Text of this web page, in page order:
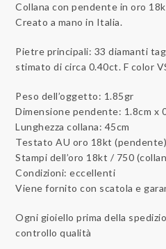
Collana con pendente in oro
Creato a mano in Italia.
Pietre principali: 33 diamanti
stimato di circa 0.40ct. F color
Peso dell’oggetto: 1.85gr
Dimensione pendente: 1.8cm x
Lunghezza collana: 45cm
Testato AU oro 18kt (pendente)
Stampi dell’oro 18kt / 750
Condizioni: eccellenti
Viene fornito con scatola e
Ogni gioiello prima della
controllo qualità